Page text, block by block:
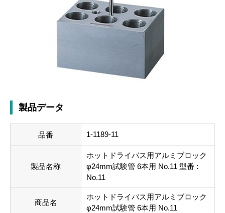
製品データ
品番 1-1189-11
製品名称
ホットドライバス用アルミブロック
φ24mm試験管 6本用 No.11 型番 :
No.11
商品名
ホットドライバス用アルミブロック
φ24mm試験管 6本用 No.11